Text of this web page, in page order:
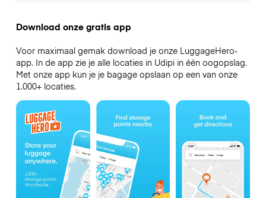
Download onze gratis app
Voor maximaal gemak download je onze LuggageHero-
app. In de app zie je alle locaties in Udipi in één oogopslag.
Met onze app kun je je bagage opslaan op een van onze
1.000+ locaties.